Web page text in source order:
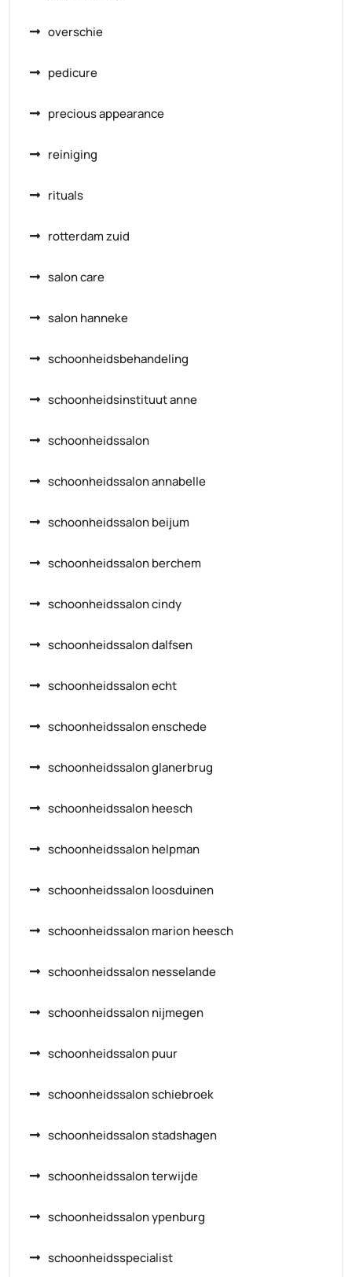
overschie
pedicure
precious appearance
reiniging
rituals
rotterdam zuid
salon care
salon hanneke
schoonheidsbehandeling
schoonheidsinstituut anne
schoonheidssalon
schoonheidssalon annabelle
schoonheidssalon beijum
schoonheidssalon berchem
schoonheidssalon cindy
schoonheidssalon dalfsen
schoonheidssalon echt
schoonheidssalon enschede
schoonheidssalon glanerbrug
schoonheidssalon heesch
schoonheidssalon helpman
schoonheidssalon loosduinen
schoonheidssalon marion heesch
schoonheidssalon nesselande
schoonheidssalon nijmegen
schoonheidssalon puur
schoonheidssalon schiebroek
schoonheidssalon stadshagen
schoonheidssalon terwijde
schoonheidssalon ypenburg
schoonheidsspecialist